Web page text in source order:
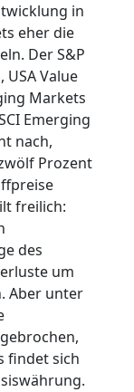
in
eher die
Der S&P
Value
Markets
Emerging
nach,
Prozent
freilich:
des
um
Aber unter
findet sich